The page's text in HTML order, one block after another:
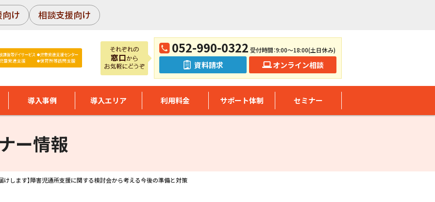
け 相談支援向け
052-990-0322 受付時間：9:00～18:00(土日休み)
資料請求 オンライン相談
導入事例 導入エリア 利用料金 サポート体制 セミナー
ー情報
けします】障害児通所支援に関する検討会から考える今後の準備と対策